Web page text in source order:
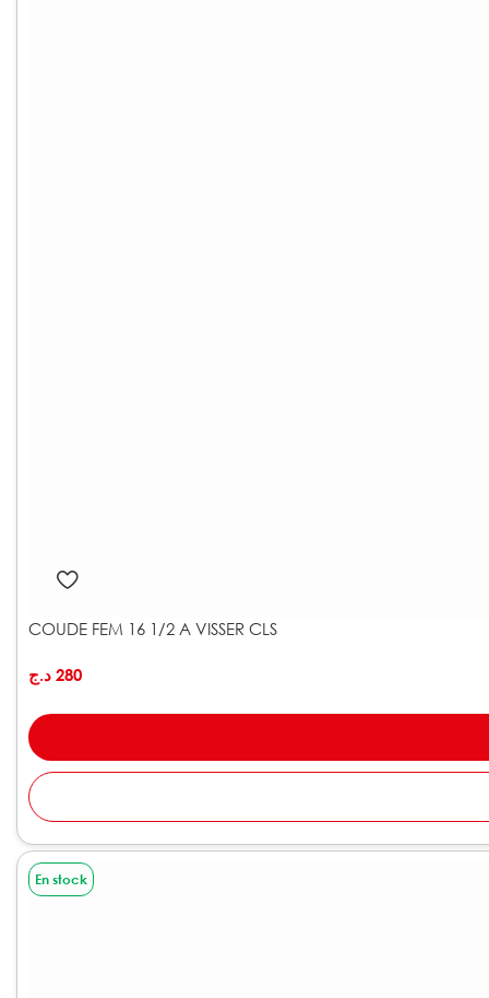
COUDE FEM 16 1/2 A VISSER CLS
280 د.ج
En stock